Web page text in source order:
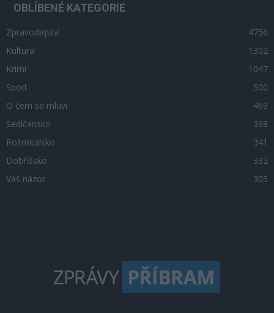
OBLÍBENÉ KATEGORIE
Zpravodajství
4756
Kultura
1302
Krimi
1047
Sport
500
O čem se mluví
469
Sedlčansko
398
Rožmitálsko
341
Dobříšsko
332
Váš názor
305